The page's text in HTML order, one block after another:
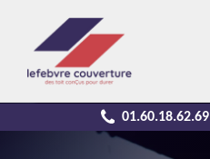
01.60.18.62.69